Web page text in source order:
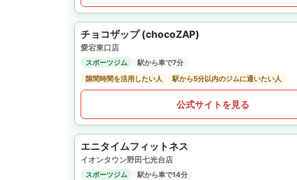
チョコザップ (chocoZAP)
愛宕東口店
スポーツジム
駅から車で7分
隙間時間を活用したい人
駅から5分以内のジムに通いたい人
公式サイトを見る
エニタイムフィットネス
イオンタウン野田七光台店
スポーツジム 駅から車で14分